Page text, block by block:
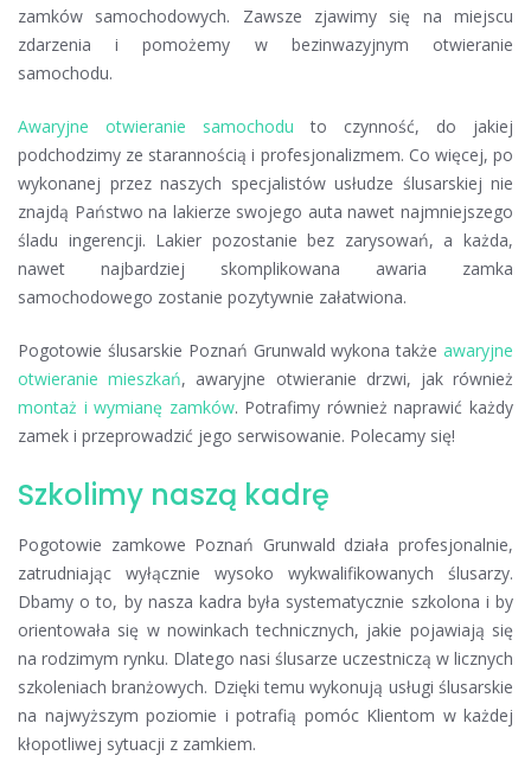
zamków samochodowych. Zawsze zjawimy się na miejscu
zdarzenia i pomożemy w bezinwazyjnym otwieranie
samochodu.
Awaryjne otwieranie samochodu to czynność, do jakiej
podchodzimy ze starannością i profesjonalizmem. Co więcej, po
wykonanej przez naszych specjalistów usłudze ślusarskiej nie
znajdą Państwo na lakierze swojego auta nawet najmniejszego
śladu ingerencji. Lakier pozostanie bez zarysowań, a każda,
nawet najbardziej skomplikowana awaria zamka
samochodowego zostanie pozytywnie załatwiona.
Pogotowie ślusarskie Poznań Grunwald wykona także awaryjne
otwieranie mieszkań, awaryjne otwieranie drzwi, jak również
montaż i wymianę zamków. Potrafimy również naprawić każdy
zamek i przeprowadzić jego serwisowanie. Polecamy się!
Szkolimy naszą kadrę
Pogotowie zamkowe Poznań Grunwald działa profesjonalnie,
zatrudniając wyłącznie wysoko wykwalifikowanych ślusarzy.
Dbamy o to, by nasza kadra była systematycznie szkolona i by
orientowała się w nowinkach technicznych, jakie pojawiają się
na rodzimym rynku. Dlatego nasi ślusarze uczestniczą w licznych
szkoleniach branżowych. Dzięki temu wykonują usługi ślusarskie
na najwyższym poziomie i potrafią pomóc Klientom w każdej
kłopotliwej sytuacji z zamkiem.